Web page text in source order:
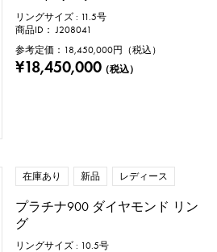
リングサイズ : 11.5号
商品ID： J208041
参考定価： 18,450,000円（税込）
¥18,450,000（税込）
在庫あり 新品 レディース
プラチナ900 ダイヤモンド リン
グ
リングサイズ : 10.5号